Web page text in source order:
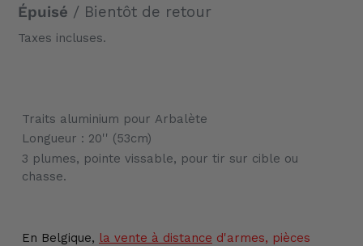
normal
Épuisé / Bientôt de retour
Taxes incluses.
d'un
à
votre
panier
Traits aluminium pour Arbalète
Longueur : 20'' (53cm)
3 plumes, pointe vissable, pour tir sur cible ou
chasse.
En Belgique, la vente à distance d'armes, pièces